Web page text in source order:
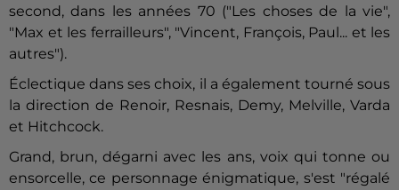
second, dans les années 70 ("Les choses de la vie",
"Max et les ferrailleurs", "Vincent, François, Paul... et les
autres").
Éclectique dans ses choix, il a également tourné sous
la direction de Renoir, Resnais, Demy, Melville, Varda
et Hitchcock.
Grand, brun, dégarni avec les ans, voix qui tonne ou
ensorcelle, ce personnage énigmatique, s'est "régalé